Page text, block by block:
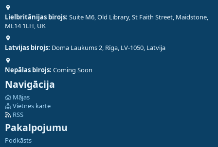
Lielbritānijas birojs: Suite M6, Old Library, St Faith Street, Maidstone,
ME14 1LH, UK
Latvijas birojs: Doma Laukums 2, Rīga, LV-1050, Latvija
Nepālas birojs: Coming Soon
Navigācija
Mājas
Vietnes karte
RSS
Pakalpojumu
Podkāsts